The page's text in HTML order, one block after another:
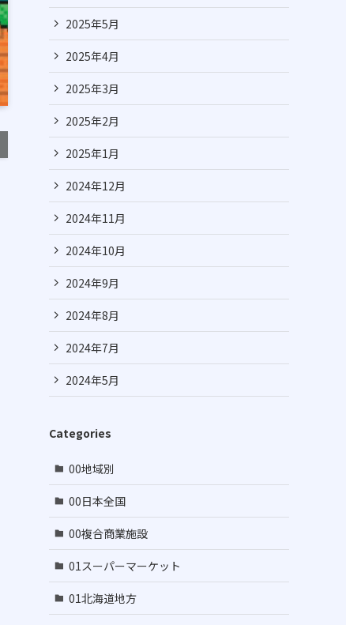
2025年5月
2025年4月
2025年3月
2025年2月
2025年1月
2024年12月
2024年11月
2024年10月
2024年9月
2024年8月
2024年7月
2024年5月
Categories
00地域別
00日本全国
00複合商業施設
01スーパーマーケット
01北海道地方